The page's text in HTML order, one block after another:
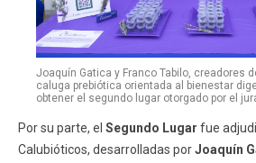
Joaquín Gatica y Franco Tabilo, creadores
caluga prebiótica orientada al bienestar
obtener el segundo lugar otorgado por el
Por su parte, el Segundo Lugar fue
Calubióticos, desarrolladas porJoaquín